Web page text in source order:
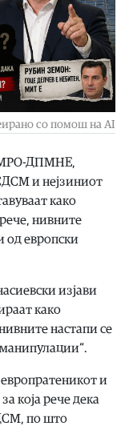
со помош на AI
ДПМНЕ,
и нејзиниот
како
нивните
од европски
изјави
како
настапи се
европратеникот и
која рече дека
по што